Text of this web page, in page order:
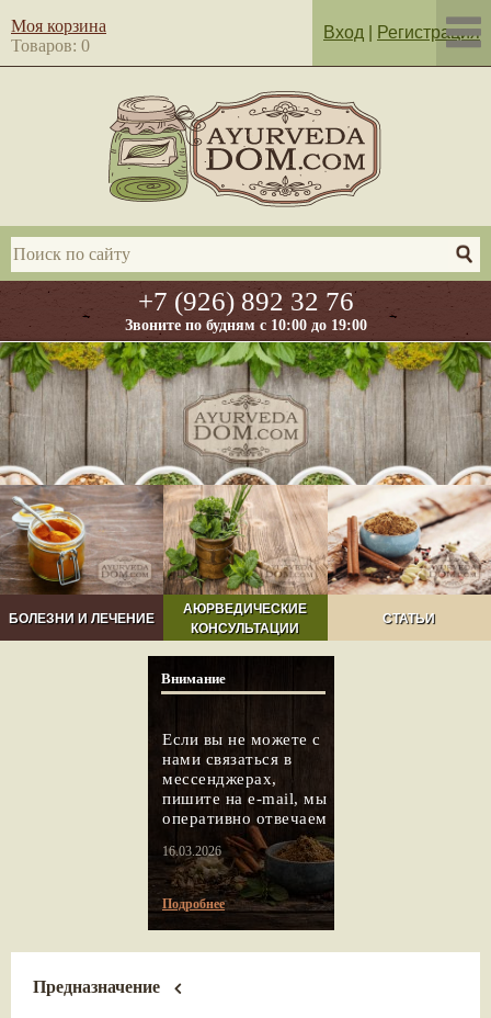
+7 (926) 892 32 76
Звоните по будням с 10:00 до 19:00
Моя корзина
Товаров: 0
Вход Регистрация
БОЛЕЗНИ И ЛЕЧЕНИЕ
АЮРВЕДИЧЕСКИЕ
КОНСУЛЬТАЦИИ
СТАТЬИ
Внимание
Если вы не можете с
нами связаться в
мессенджерах,
пишите на e-mail, мы
оперативно отвечаем
16.03.2026
Подробнее
Предназначение